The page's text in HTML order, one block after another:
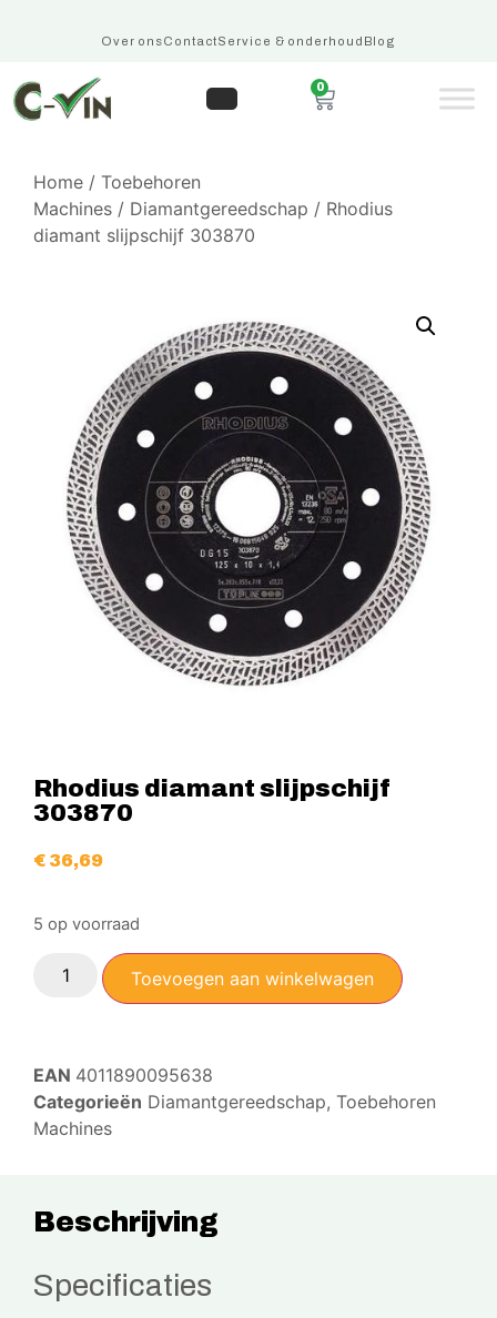
Over onsContactService & onderhoudBlog
0
Home / Toebehoren
Machines / Diamantgereedschap / Rhodius
diamant slijpschijf 303870
Rhodius diamant slijpschijf
303870
€36,69
5 op voorraad
Toevoegen aan winkelwagen
EAN 4011890095638
Categorieën Diamantgereedschap, Toebehoren
Machines
Beschrijving
Specificaties